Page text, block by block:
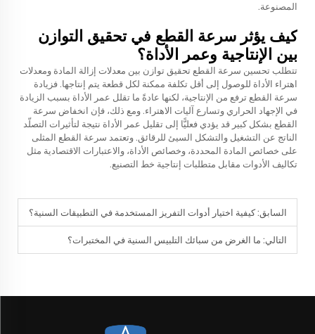
المصنوعة.
كيف يؤثر سرعة القطع في تحقيق التوازن
بين الإنتاجية وعمر الأداة؟
تتطلب تحسين سرعة القطع تحقيق توازن بين معدلات إزالة المادة ومعدلات
اهتراء الأداة للوصول إلى أقل تكلفة ممكنة لكل قطعة يتم إنتاجها. فزيادة
سرعة القطع ترفع من الإنتاجية، لكنها عادةً ما تقلل عمر الأداة بسبب الزيادة
في الإجهاد الحراري وتسارع آليات الاهتراء. ومع ذلك، فإن انخفاض سرعة
القطع بشكل كبير قد يؤدي فعليًّا إلى تقليل عمر الأداة نتيجة لتأثيرات التصلّد
الناتج عن التشغيل والتشكل السيئ للرقائق. وتعتمد سرعة القطع المثلى
على خصائص المادة المحددة، وخصائص الأداة، والاعتبارات الاقتصادية مثل
تكاليف الأدوات مقابل متطلبات إنتاجية خط التصنيع.
السابق:كيفية اختيار أدوات التفريز المستخدمة في التطبيقات السنية؟
التالي: ما الغرض من سبائك التلبيس السنية في المختبرات؟